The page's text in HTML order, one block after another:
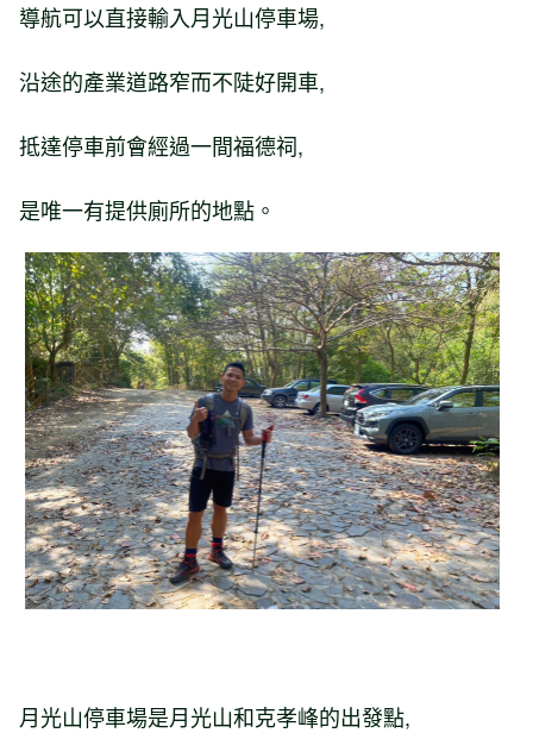
導航可以直接輸入月光山停車場,
沿途的產業道路窄而不陡好開車,
抵達停車前會經過一間福德祠,
是唯一有提供廁所的地點。
月光山停車場是月光山和克孝峰的出發點,